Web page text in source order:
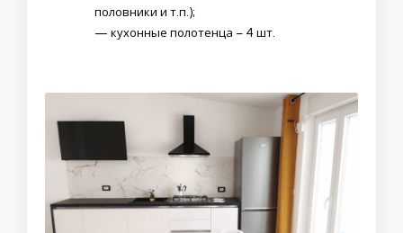
половники и т.п.);
— кухонные полотенца – 4 шт.